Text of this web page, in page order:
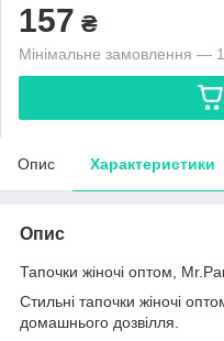
157 ₴
Мінімальне замовлення —
Опис Характеристики
Опис
Тапочки жіночі оптом,
Стильні тапочки жіночі
домашнього дозвілля.